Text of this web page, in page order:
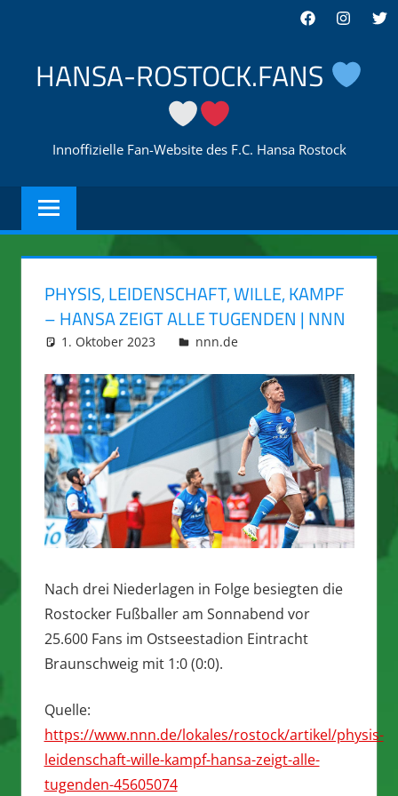
springen
Facebook
HANSA-ROSTOCK.FANS
Innoffizielle Fan-Website des F.C. Hansa Rostock
PHYSIS, LEIDENSCHAFT, WILLE, KAMPF
– HANSA ZEIGT ALLE TUGENDEN | NNN
1. Oktober 2023 integromat
nnn.de
Nach drei Niederlagen in Folge besiegten die
Rostocker Fußballer am Sonnabend vor
25.600 Fans im Ostseestadion Eintracht
Braunschweig mit 1:0 (0:0).
Quelle:
https://www.nnn.de/lokales/rostock/artikel/physis-
leidenschaft-wille-kampf-hansa-zeigt-alle-
tugenden-45605074